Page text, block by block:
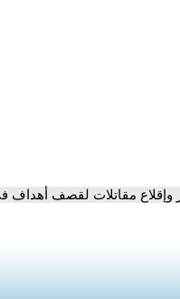
وإقلاع مقاتلات لقصف أهداف